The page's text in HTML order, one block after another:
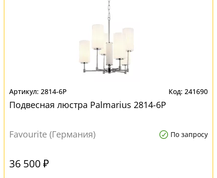
2814-6P 241690
Подвесная люстра Palmarius 2814-6P
Favourite (Германия) По запросу
36 500 ₽